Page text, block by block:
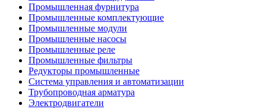
Промышленная фурнитура
Промышленные комплектующие
Промышленные модули
Промышленные насосы
Промышленные реле
Промышленные фильтры
Редукторы промышленные
Система управления и автоматизации
Трубопроводная арматура
Электродвигатели